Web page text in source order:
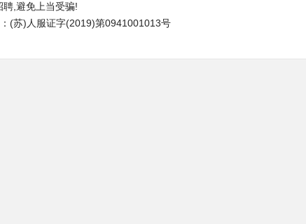
,避免上当受骗!
(苏)人服证字(2019)第0941001013号